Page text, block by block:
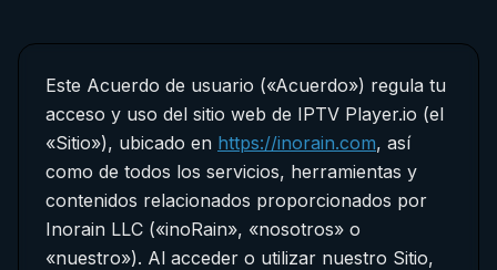
Este Acuerdo de usuario («Acuerdo») regula tu
acceso y uso del sitio web de IPTV Player.io (el
«Sitio»), ubicado en https://inorain.com, así
como de todos los servicios, herramientas y
contenidos relacionados proporcionados por
Inorain LLC («inoRain», «nosotros» o
«nuestro»). Al acceder o utilizar nuestro Sitio,